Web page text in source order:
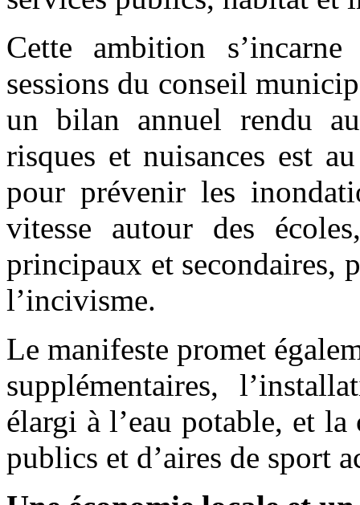
Cette ambition
sessions du conseil
un bilan annuel rendu
risques et nuisances est
pour prévenir les
vitesse autour des
principaux et secondaires,
l’incivisme.
Le manifeste promet
supplémentaires,
élargi à l’eau potable, et la
publics et d’aires de sport